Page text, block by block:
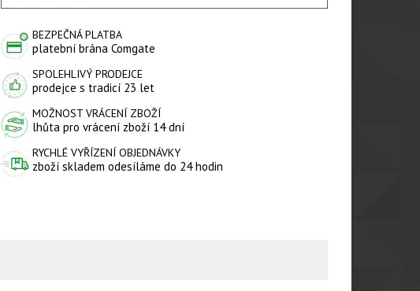
BEZPEČNÁ PLATBA
platební brána Comgate
SPOLEHLIVÝ PRODEJCE
prodejce s tradicí 23 let
MOŽNOST VRÁCENÍ ZBOŽÍ
lhůta pro vrácení zboží 14 dní
RYCHLÉ VYŘÍZENÍ OBJEDNÁVKY
zboží skladem odesíláme do 24 hodin